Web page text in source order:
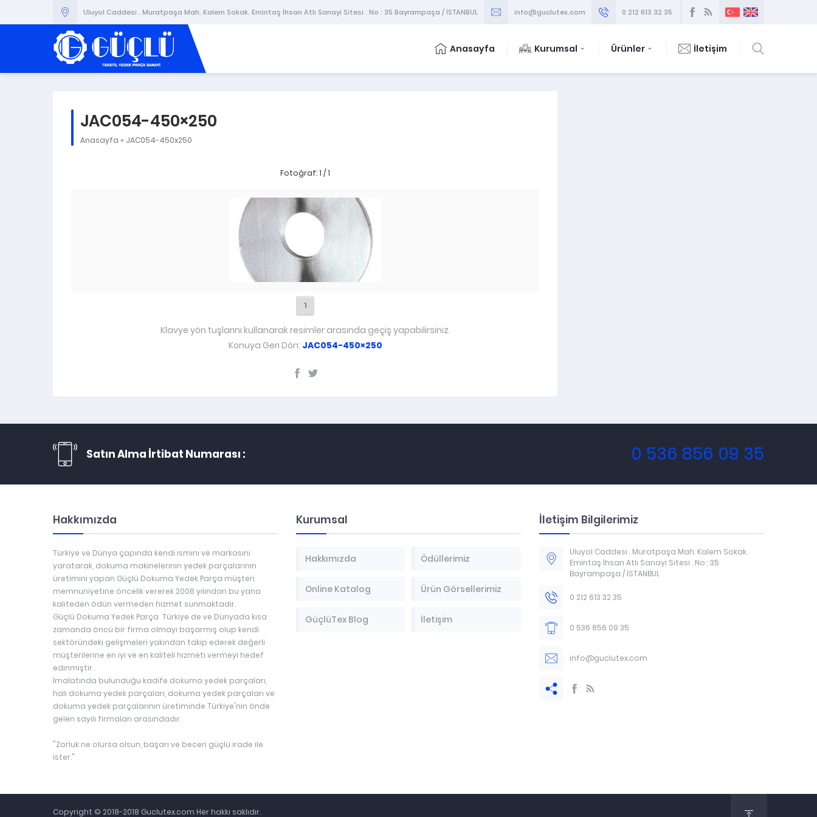
Uluyol Caddesi . Muratpaşa Mah. Kalem Sokak. Emintaş İhsan Atlı Sanayi Sitesi . No : 35 Bayrampaşa / İSTANBUL info@guclutex.com 0 212 613 32 35
Anasayfa Kurumsal Ürünler İletişim
JAC054-450×250
Anasayfa » JAC054-450x250
Fotoğraf: 1 / 1
1
Klavye yön tuşlarını kullanarak resimler arasında geçiş yapabilirsiniz.
Konuya Geri Dön: JAC054-450×250
Satın Alma İrtibat Numarası : 0 536 856 09 35
Hakkımızda
Türkiye ve Dünya çapında kendi ismini ve markasını
yaratarak, dokuma makinelerinin yedek parçalarının
üretimini yapan Güçlü Dokuma Yedek Parça müşteri
memnuniyetine öncelik vererek 2006 yılından bu yana
kaliteden ödün vermeden hizmet sunmaktadır.
Güçlü Dokuma Yedek Parça Türkiye de ve Dünyada kısa
zamanda öncü bir firma olmayı başarmış olup kendi
sektöründeki gelişmeleri yakından takip ederek değerli
müşterilerine en iyi ve en kaliteli hizmeti vermeyi hedef
edinmiştir .
İmalatında bulunduğu kadife dokuma yedek parçaları,
halı dokuma yedek parçaları, dokuma yedek parçaları ve
dokuma yedek parçalarının üretiminde Türkiye'nin önde
gelen sayılı firmaları arasındadır.
"Zorluk ne olursa olsun, başarı ve beceri güçlü irade ile
ister."
Kurumsal
Hakkımızda Ödüllerimiz
Online Katalog Ürün Görsellerimiz
GüçlüTex Blog İletişim
İletişim Bilgilerimiz
Uluyol Caddesi . Muratpaşa Mah. Kalem Sokak.
Emintaş İhsan Atlı Sanayi Sitesi . No : 35
Bayrampaşa / İSTANBUL
0 212 613 32 35
0 536 856 09 35
info@guclutex.com
Copyright © 2018-2018 Guclutex.com Her hakkı saklıdır.